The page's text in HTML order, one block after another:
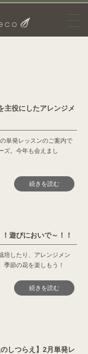
主役にしたアレンジメ
単発レッスンのご案内で
ズ。今年も会えまし
続きを読む
遊びにおいで～！！
培したり、アレンジメン
季節の花を楽しもう！
続きを読む
しつらえ】2月単発レ